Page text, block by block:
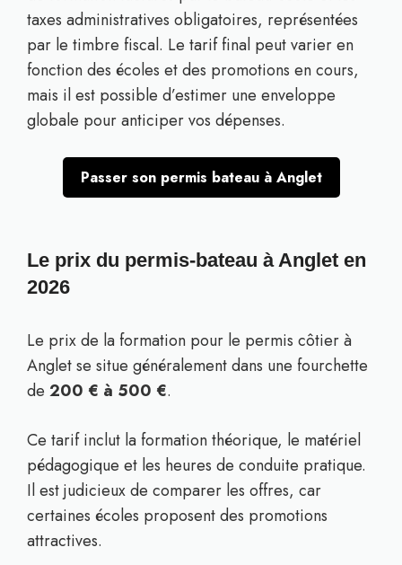
taxes administratives obligatoires, représentées
par le timbre fiscal. Le tarif final peut varier en
fonction des écoles et des promotions en cours,
mais il est possible d’estimer une enveloppe
globale pour anticiper vos dépenses.
Passer son permis bateau à Anglet
Le prix du permis-bateau à Anglet en
2026
Le prix de la formation pour le permis côtier à
Anglet se situe généralement dans une fourchette
de 200 € à 500 €.
Ce tarif inclut la formation théorique, le matériel
pédagogique et les heures de conduite pratique.
Il est judicieux de comparer les offres, car
certaines écoles proposent des promotions
attractives.